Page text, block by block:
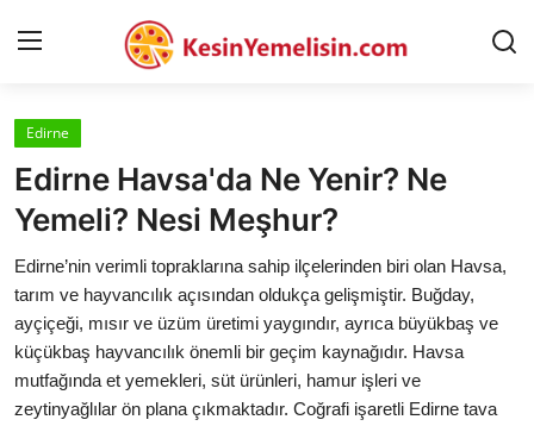
AnaSayfa
Gizlilik Sözleşmesi
Rüya Tabirleri
Diyet & Sağlıklı Beslenme
İletişim
Şehirler
Edirne
Edirne Havsa'da Ne Yenir? Ne
Yemeli? Nesi Meşhur?
Edirne’nin verimli topraklarına sahip ilçelerinden biri olan Havsa,
tarım ve hayvancılık açısından oldukça gelişmiştir. Buğday,
ayçiçeği, mısır ve üzüm üretimi yaygındır, ayrıca büyükbaş ve
küçükbaş hayvancılık önemli bir geçim kaynağıdır. Havsa
mutfağında et yemekleri, süt ürünleri, hamur işleri ve
zeytinyağlılar ön plana çıkmaktadır. Coğrafi işaretli Edirne tava